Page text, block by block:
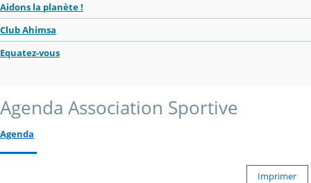
Aidons la planète !
Club Ahimsa
Equatez-vous
Agenda Association Sportive
Agenda
Imprimer